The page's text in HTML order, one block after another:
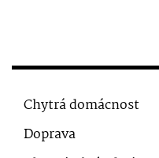
Chytrá domácnost
Doprava